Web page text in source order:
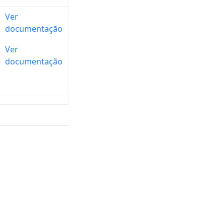
Ver
documentação
Ver
documentação